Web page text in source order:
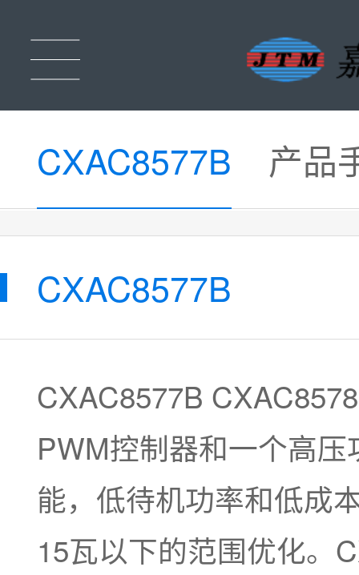
CXAC8577B 产品
CXAC8577B
CXAC8577B
PWM控制器和一个高
能，低待机功率和低成
15瓦以下的范围优化。